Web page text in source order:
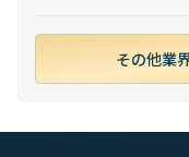
その他業